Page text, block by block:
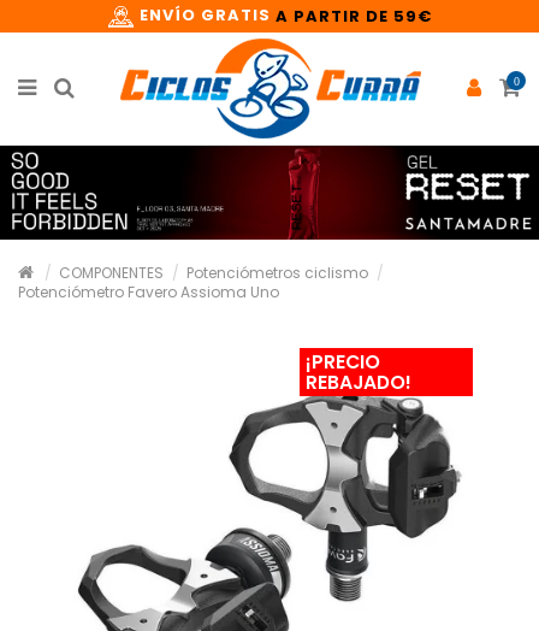
ENVÍO GRATIS A PARTIR DE 59€
0
COMPONENTES
Potenciómetros ciclismo
Potenciómetro Favero Assioma Uno
¡PRECIO
REBAJADO!